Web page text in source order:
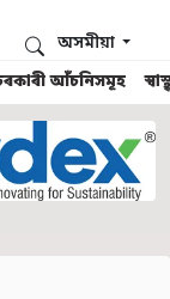
আঁচনিসমূহ
অসমীয়া